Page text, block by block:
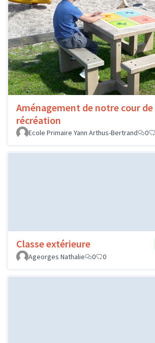
Aménagement de notre cour de
récréation
Ecole Primaire Yann Arthus-Bertrand
0
Classe extérieure
Ageorges Nathalie
0 0